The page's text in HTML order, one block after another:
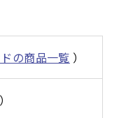
の商品一覧 ）